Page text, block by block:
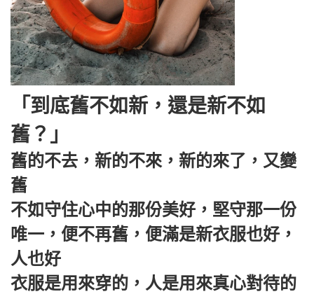
「到底舊不如新，還是新不如
舊？」
舊的不去，新的不來，新的來了，又變
舊
不如守住心中的那份美好，堅守那一份
唯一，便不再舊，便滿是新衣服也好，
人也好
衣服是用來穿的，人是用來真心對待的